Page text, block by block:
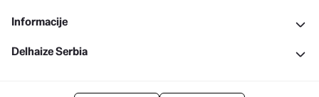
Informacije
Delhaize Serbia